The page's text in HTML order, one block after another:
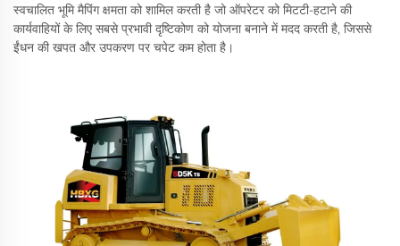
स्वचालित भूमि मैपिंग क्षमता को शामिल करती है जो ऑपरेटर को मिटटी-हटाने की
कार्यवाहियों के लिए सबसे प्रभावी दृष्टिकोण को योजना बनाने में मदद करती है, जिससे
ईंधन की खपत और उपकरण पर चपेट कम होता है।